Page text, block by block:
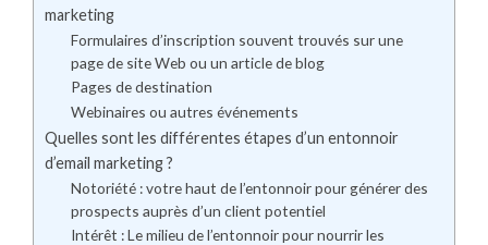
marketing
Formulaires d’inscription souvent trouvés sur une
page de site Web ou un article de blog
Pages de destination
Webinaires ou autres événements
Quelles sont les différentes étapes d’un entonnoir
d’email marketing ?
Notoriété : votre haut de l’entonnoir pour générer des
prospects auprès d’un client potentiel
Intérêt : Le milieu de l’entonnoir pour nourrir les